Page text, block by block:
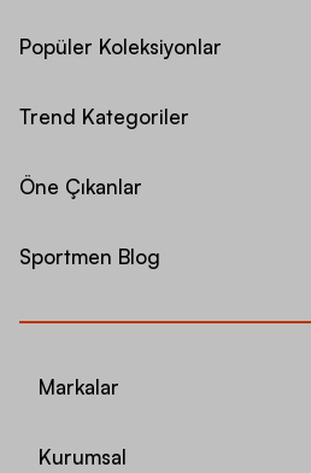
Popüler Koleksiyonlar
Trend Kategoriler
Öne Çıkanlar
Sportmen Blog
Markalar
Kurumsal